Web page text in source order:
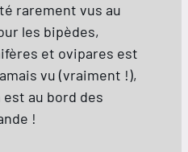
rarement vus au
les bipèdes,
et ovipares est
vu (vraiment !),
au bord des
!